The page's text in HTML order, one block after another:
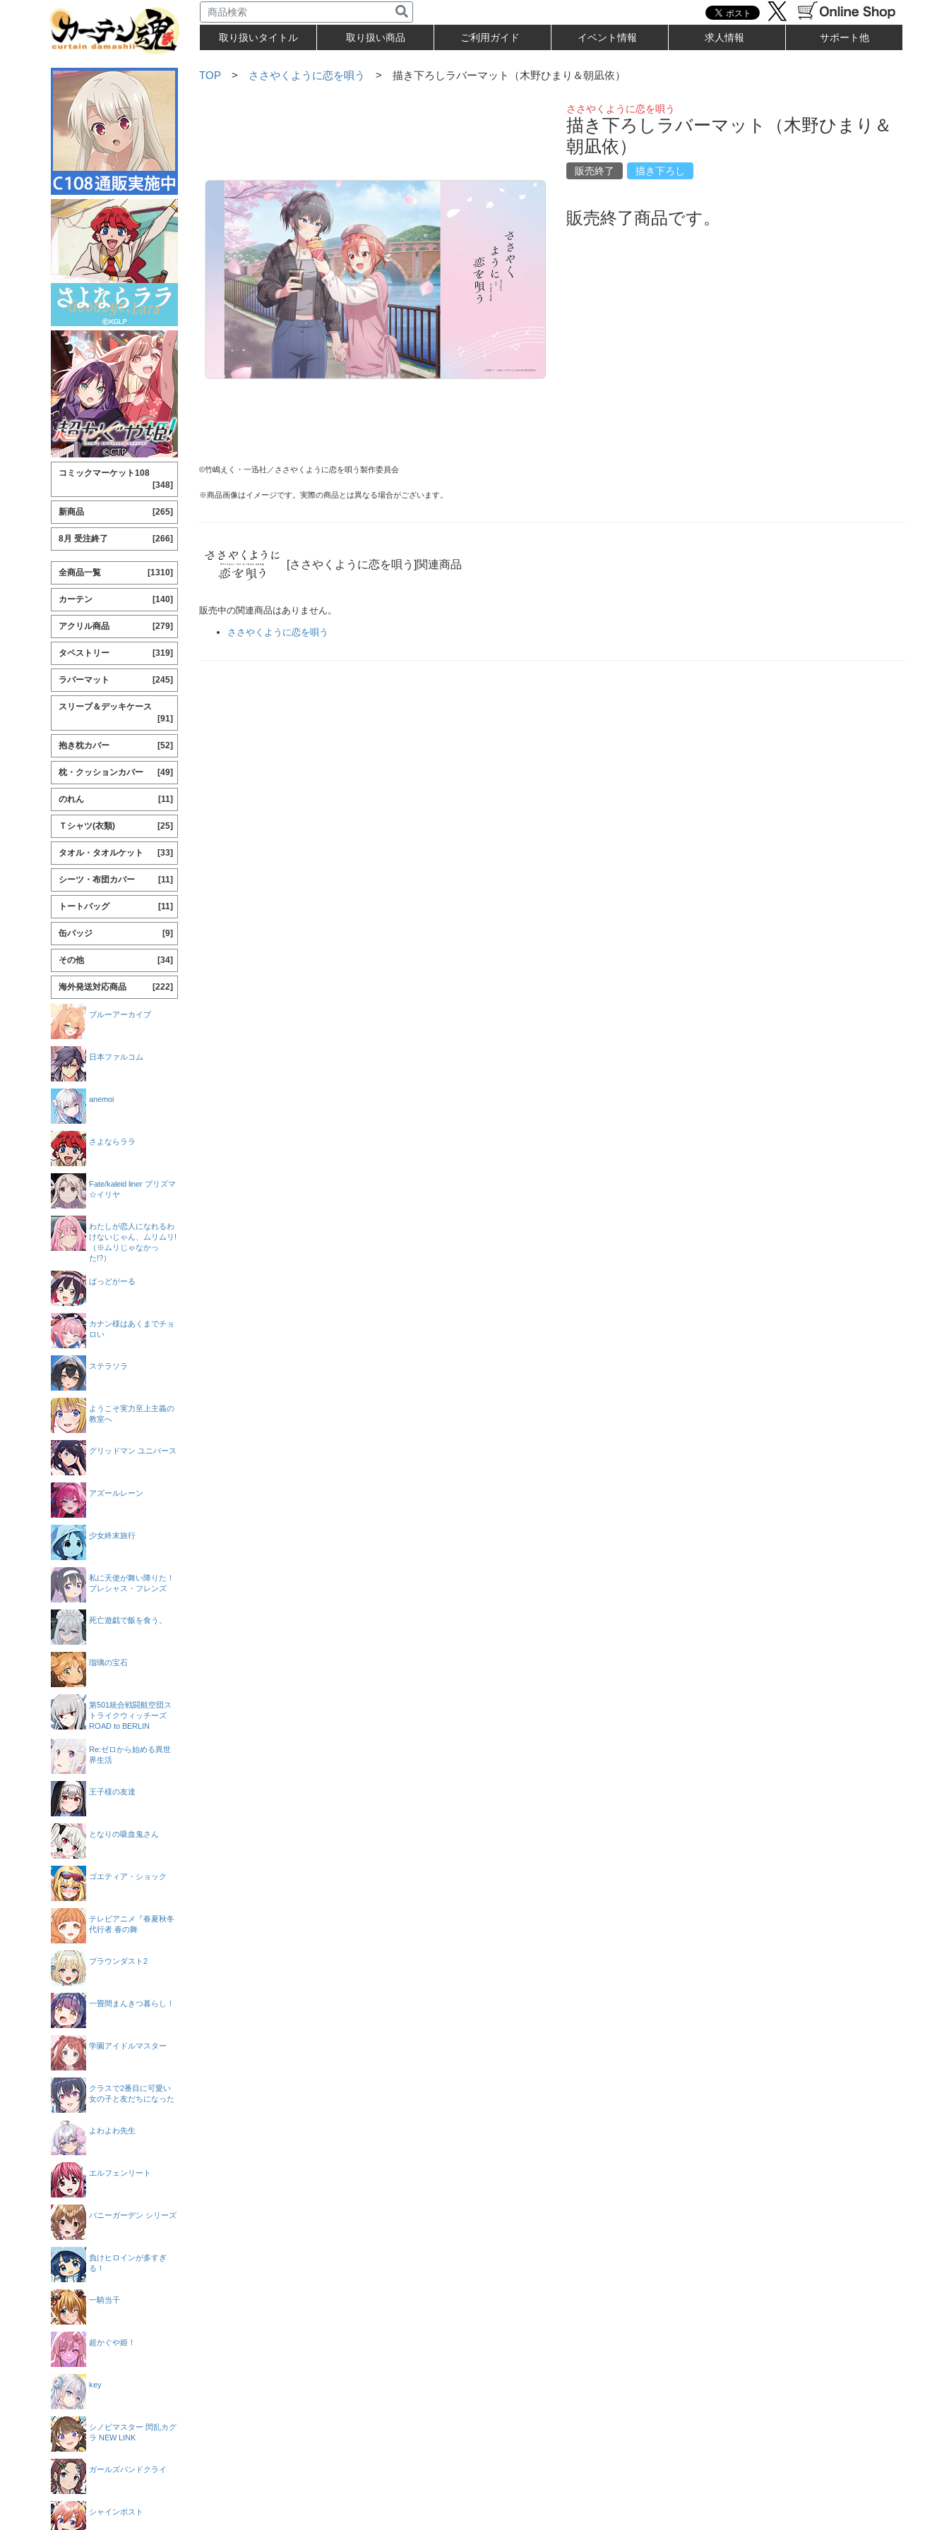
取り扱いタイトル 取り扱い商品 ご利用ガイド イベント情報 求人情報 サポート他
TOP > ささやくように恋を唄う > 描き下ろしラバーマット（木野ひまり＆朝凪依）
©竹嶋えく・一迅社／ささやくように恋を唄う製作委員会
※商品画像はイメージです。実際の商品とは異なる場合がございます。
ささやくように恋を唄う
描き下ろしラバーマット（木野ひまり＆
朝凪依）
販売終了 描き下ろし
販売終了商品です。
[ささやくように恋を唄う]関連商品
販売中の関連商品はありません。
ささやくように恋を唄う
コミックマーケット108
[348]
新商品 [265]
8月 受注終了 [266]
全商品一覧 [1310]
カーテン [140]
アクリル商品 [279]
タペストリー [319]
ラバーマット [245]
スリーブ＆デッキケース
[91]
抱き枕カバー [52]
枕・クッションカバー [49]
のれん [11]
Ｔシャツ(衣類) [25]
タオル・タオルケット [33]
シーツ・布団カバー [11]
トートバッグ [11]
缶バッジ [9]
その他 [34]
海外発送対応商品 [222]
ブルーアーカイブ
日本ファルコム
anemoi
さよならララ
Fate/kaleid liner プリズマ
☆イリヤ
わたしが恋人になれるわ
けないじゃん、ムリムリ!
（※ムリじゃなかっ
た!?）
ばっどがーる
カナン様はあくまでチョ
ロい
ステラソラ
ようこそ実力至上主義の
教室へ
グリッドマン ユニバース
アズールレーン
少女終末旅行
私に天使が舞い降りた！
プレシャス・フレンズ
死亡遊戯で飯を食う。
瑠璃の宝石
第501統合戦闘航空団ス
トライクウィッチーズ
ROAD to BERLIN
Re:ゼロから始める異世
界生活
王子様の友達
となりの吸血鬼さん
ゴエティア・ショック
テレビアニメ『春夏秋冬
代行者 春の舞
ブラウンダスト2
一畳間まんきつ暮らし！
学園アイドルマスター
クラスで2番目に可愛い
女の子と友だちになった
よわよわ先生
エルフェンリート
バニーガーデン シリーズ
負けヒロインが多すぎ
る！
一騎当千
超かぐや姫！
key
シノビマスター 閃乱カグ
ラ NEW LINK
ガールズバンドクライ
シャインポスト